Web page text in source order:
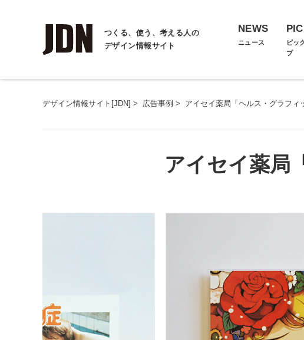
つくる、使う、考える人の
デザイン情報サイト
NEWS
ニュース
ピッ
プ
デザイン情報サイト[JDN] > 広告事例 > アイセイ薬局「ヘルス・グラフィ
アイセイ薬局